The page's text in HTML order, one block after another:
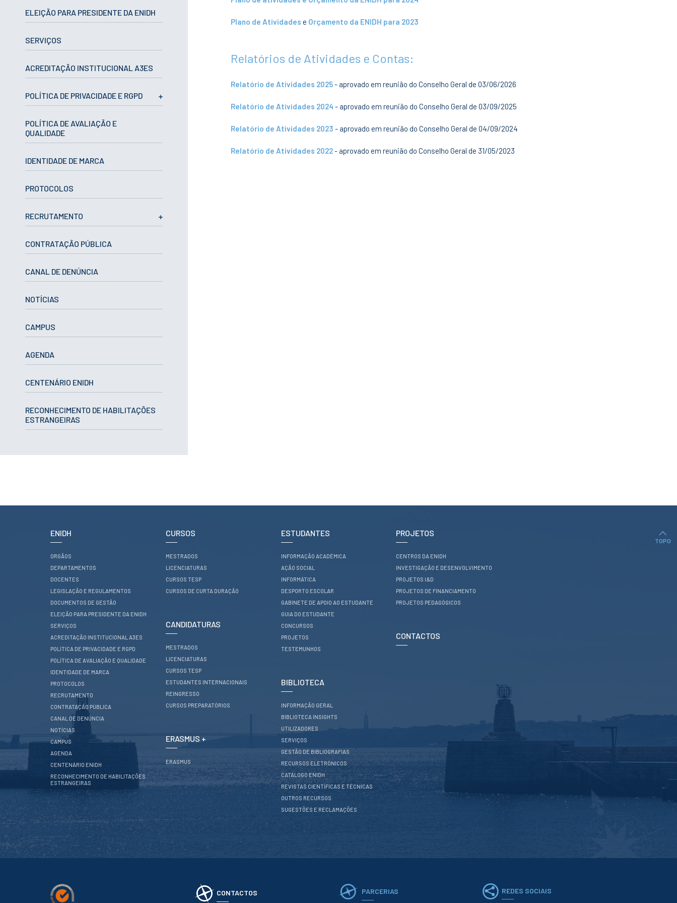
Mestrados
Cursos TeSP
Mestrados
Cursos TeSP
Estudantes
Internacionais
Cursos
Preparatórios
ERASMUS +
Informação
Académica
Gabinete de
Apoio ao
Guia do
Estudante
Projetos
BIBLIOTECA
Informação geral
Biblioteca
Insights
Outros Recursos
Reclamações
Centros da ENIDH
Investigação e
Desenvolvimento
Projetos I&D
Projetos de
Pedagógicos
CONTACTOS
ELEIÇÃO PARA PRESIDENTE DA ENIDH
SERVIÇOS
ACREDITAÇÃO INSTITUCIONAL A3ES
POLÍTICA DE PRIVACIDADE E RGPD
POLÍTICA DE AVALIAÇÃO E
QUALIDADE
IDENTIDADE DE MARCA
PROTOCOLOS
RECRUTAMENTO
CONTRATAÇÃO PÚBLICA
CANAL DE DENÚNCIA
NOTÍCIAS
CAMPUS
AGENDA
CENTENÁRIO ENIDH
RECONHECIMENTO DE HABILITAÇÕES
ESTRANGEIRAS
Plano de Atividadese Orçamento da ENIDH para 2023
Relatórios de Atividades e Contas:
Relatório de Atividades 2025- aprovado em reunião do Conselho Geral de 03/06/2026
Relatório de Atividades 2024 - aprovado em reunião do Conselho Geral de 03/09/2025
Relatório de Atividades 2023 - aprovado em reunião do Conselho Geral de 04/09/2024
Relatório de Atividades 2022- aprovado em reunião do Conselho Geral de 31/05/2023
TOPO
ENIDH
ORGÃOS
DEPARTAMENTOS
DOCENTES
LEGISLAÇÃO E REGULAMENTOS
DOCUMENTOS DE GESTÃO
ELEIÇÃO PARA PRESIDENTE DA ENIDH
SERVIÇOS
ACREDITAÇÃO INSTITUCIONAL A3ES
POLÍTICA DE PRIVACIDADE E RGPD
POLÍTICA DE AVALIAÇÃO E QUALIDADE
IDENTIDADE DE MARCA
PROTOCOLOS
RECRUTAMENTO
CONTRATAÇÃO PÚBLICA
CANAL DE DENÚNCIA
NOTÍCIAS
CAMPUS
AGENDA
CENTENÁRIO ENIDH
RECONHECIMENTO DE HABILITAÇÕES
ESTRANGEIRAS
CURSOS
MESTRADOS
LICENCIATURAS
CURSOS TESP
CURSOS DE CURTA DURAÇÃO
CANDIDATURAS
MESTRADOS
LICENCIATURAS
CURSOS TESP
ESTUDANTES INTERNACIONAIS
REINGRESSO
CURSOS PREPARATÓRIOS
ERASMUS +
ERASMUS
ESTUDANTES
INFORMAÇÃO ACADÉMICA
AÇÃO SOCIAL
INFORMÁTICA
DESPORTO ESCOLAR
GABINETE DE APOIO AO ESTUDANTE
GUIA DO ESTUDANTE
CONCURSOS
PROJETOS
TESTEMUNHOS
BIBLIOTECA
INFORMAÇÃO GERAL
BIBLIOTECA INSIGHTS
UTILIZADORES
SERVIÇOS
GESTÃO DE BIBLIOGRAFIAS
RECURSOS ELETRÓNICOS
CATÁLOGO ENIDH
REVISTAS CIENTÍFICAS E TÉCNICAS
OUTROS RECURSOS
SUGESTÕES E RECLAMAÇÕES
PROJETOS
CENTROS DA ENIDH
INVESTIGAÇÃO E DESENVOLVIMENTO
PROJETOS I&D
PROJETOS DE FINANCIAMENTO
PROJETOS PEDAGÓGICOS
CONTACTOS
CONTACTOS PARCERIAS REDES SOCIAIS